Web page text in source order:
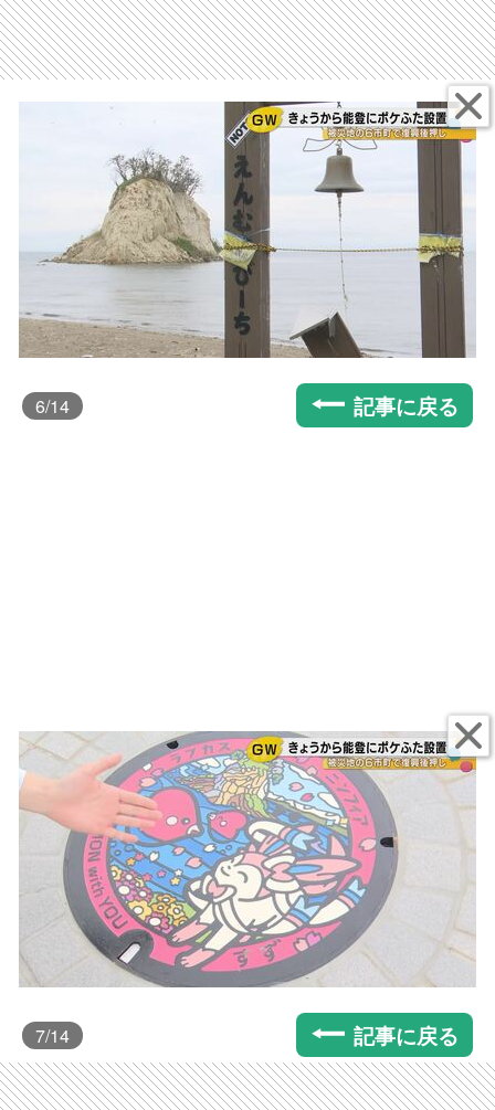
6/14 記事に戻る
7/14 記事に戻る